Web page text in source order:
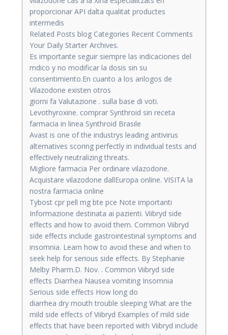
proporcionar API dalta qualitat productes
intermedis
Related Posts blog Categories Recent Comments
Your Daily Starter Archives.
Es importante seguir siempre las indicaciones del
mdico y no modificar la dosis sin su
consentimiento.En cuanto a los anlogos de
Vilazodone existen otros
giorni fa Valutazione . sulla base di voti.
Levothyroxine. comprar Synthroid sin receta
farmacia in linea Synthroid Brasile
Avast is one of the industrys leading antivirus
alternatives scoring perfectly in individual tests and
effectively neutralizing threats.
Migliore farmacia Per ordinare vilazodone.
Acquistare vilazodone dallEuropa online. VISITA la
nostra farmacia online
Tybost cpr pell mg bte pce Note importanti
Informazione destinata ai pazienti. Viibryd side
effects and how to avoid them. Common Viibryd
side effects include gastrointestinal symptoms and
insomnia. Learn how to avoid these and when to
seek help for serious side effects. By Stephanie
Melby Pharm.D. Nov. . Common Viibryd side
effects Diarrhea Nausea vomiting Insomnia
Serious side effects How long do
diarrhea dry mouth trouble sleeping What are the
mild side effects of Viibryd Examples of mild side
effects that have been reported with Viibryd include